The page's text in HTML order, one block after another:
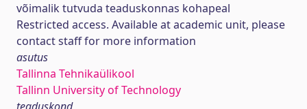
võimalik tutvuda teaduskonnas kohapeal
Restricted access. Available at academic unit, please
contact staff for more information
asutus
Tallinna Tehnikaülikool
Tallinn University of Technology